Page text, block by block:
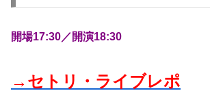
開場17:30／開演18:30
→セトリ・ライブレポ